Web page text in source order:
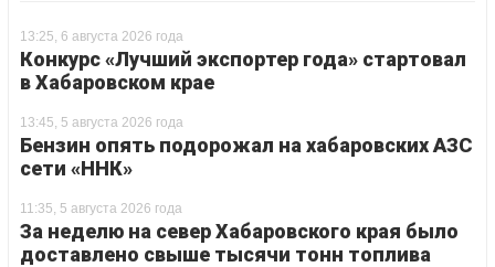
13:25, 6 августа 2026 года
Конкурс «Лучший экспортер года» стартовал
в Хабаровском крае
13:45, 5 августа 2026 года
Бензин опять подорожал на хабаровских АЗС
сети «ННК»
11:35, 5 августа 2026 года
За неделю на север Хабаровского края было
доставлено свыше тысячи тонн топлива